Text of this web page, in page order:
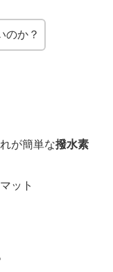
のか？
が簡単な撥水素
ット